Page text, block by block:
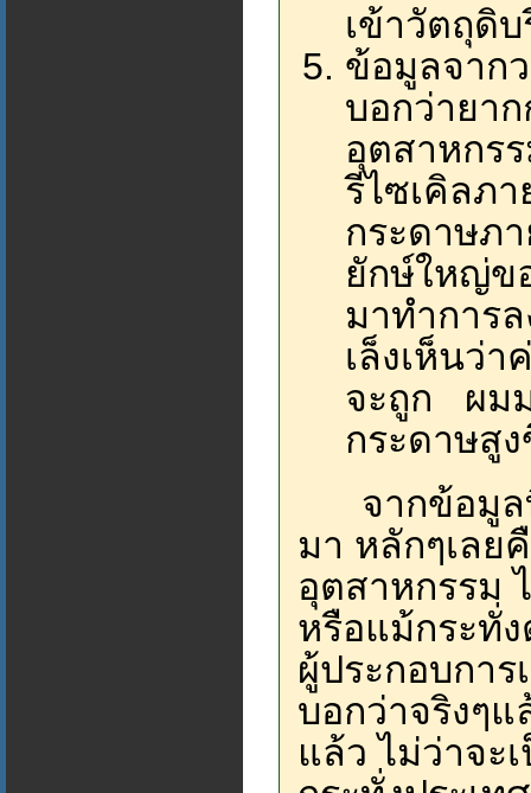
เข้าวัตถุดิ
ข้อมูลจาก
บอกว่ายา
อุตสาหกร
รีไซเคิลภา
กระดาษภ
ยักษ์ใหญ่ข
มาทำการ
เล็งเห็นว่
จะถูก ผม
กระดาษสู
จากข้อมูลที่
มา หลักๆเลย
อุตสาหกรรม
หรือแม้กระทั่
ผู้ประกอบกา
บอกว่าจริงๆ
แล้ว ไม่ว่าจะ